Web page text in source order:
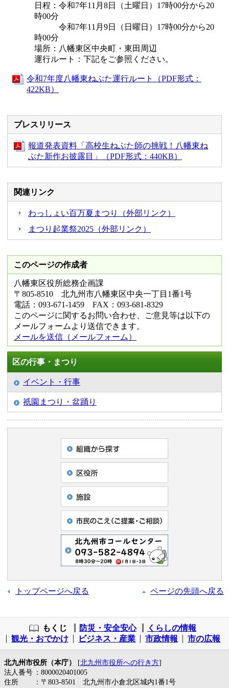
日程：令和7年11月8日（土曜日）17時00分から20
時00分
令和7年11月9日（日曜日）17時00分から20
時00分
場所：八幡東区中央町・東田周辺
運行ルート：下記をご参照ください。
令和7年度八幡東ねぶた運行ルート（PDF形式：
422KB）
プレスリリース
報道発表資料「高校生ねぶた師の挑戦！八幡東ね
ぶた新作お披露目」（PDF形式：440KB）
関連リンク
わっしょい百万夏まつり（外部リンク）
まつり起業祭2025（外部リンク）
このページの作成者
八幡東区役所総務企画課
〒805-8510 北九州市八幡東区中央一丁目1番1号
電話：093-671-1459 FAX：093-681-8329
このページに関するお問い合わせ、ご意見等は以下の
メールフォームより送信できます。
メールを送信（メールフォーム）
区の行事・まつり
イベント・行事
祇園まつり・盆踊り
トップページへ戻る ページの先頭へ戻る
もくじ 防災・安全安心
くらしの情報
観光・おでかけ
ビジネス・産業 市政情報 市の広報
北九州市役所（本庁） [北九州市役所への行き方]
法人番号 ：8000020401005
住所
：〒803-8501 北九州市小倉北区城内1番1号